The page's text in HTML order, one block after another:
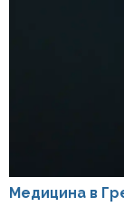
Медицина в